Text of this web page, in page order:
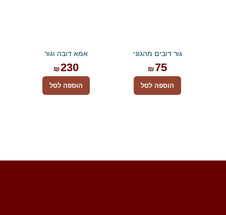
גור דובים מהגוני
₪75
הוספה לסל
אמא דובה וגור
₪230
הוספה לסל